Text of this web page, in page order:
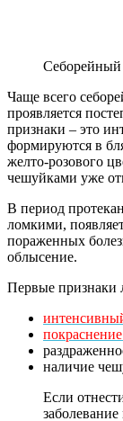
Себорейный
Чаще всего
проявляется
признаки – это
формируются в
желто-розового
чешуйками уже
В период
ломкими,
пораженных
облысение.
Первые признаки
наличие
Если